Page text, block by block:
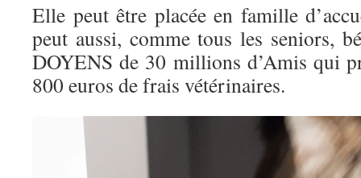
Elle peut être placée en famille
peut aussi, comme tous les seniors,
DOYENS de 30 millions d’Amis qui
800 euros de frais vétérinaires.